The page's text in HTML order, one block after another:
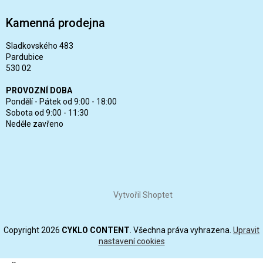
Kamenná prodejna
Sladkovského 483
Pardubice
530 02
PROVOZNÍ DOBA
Pondělí - Pátek od 9:00 - 18:00
Sobota od 9:00 - 11:30
Neděle zavřeno
Vytvořil Shoptet
Copyright 2026 CYKLO CONTENT . Všechna práva vyhrazena. Upravit
nastavení cookies